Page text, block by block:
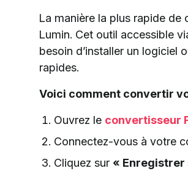
La manière la plus rapide de
Lumin. Cet outil accessible
besoin d’installer un logiciel
rapides.
Voici comment convertir
Ouvrez le convertisseur
Connectez-vous à votre
Cliquez sur «